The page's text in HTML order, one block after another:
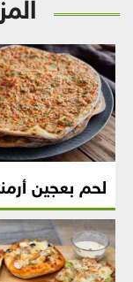
لحم بعجين